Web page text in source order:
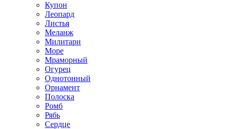
Купон
Леопард
Листья
Меланж
Милитари
Море
Мраморный
Огурец
Однотонный
Орнамент
Полоска
Ромб
Рябь
Сердце